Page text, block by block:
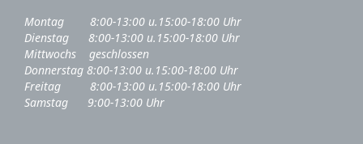
Montag 8:00-13:00 u.15:00-18:00 Uhr
Dienstag 8:00-13:00 u.15:00-18:00 Uhr
Mittwochs geschlossen
Donnerstag 8:00-13:00 u.15:00-18:00 Uhr
Freitag 8:00-13:00 u.15:00-18:00 Uhr
Samstag 9:00-13:00 Uhr